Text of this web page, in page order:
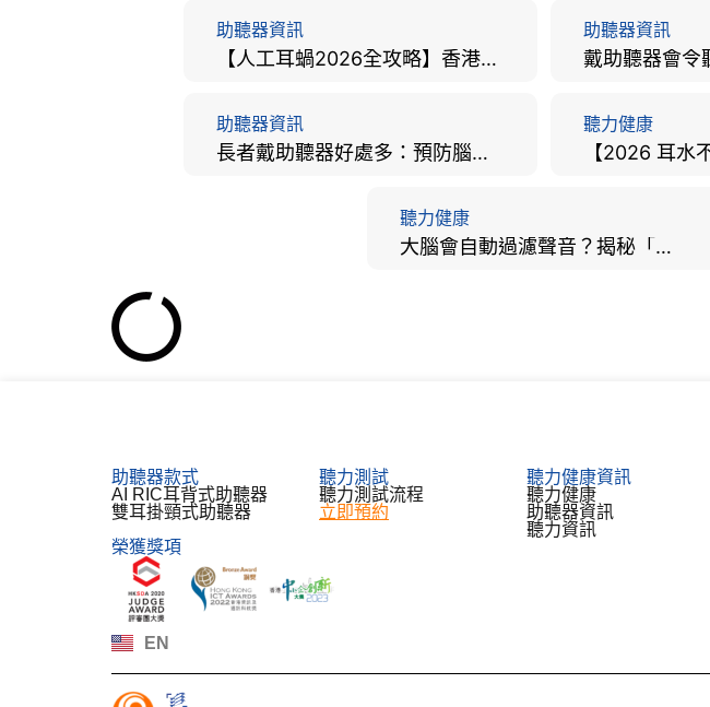
助聽器資訊
【人工耳蝸2026全攻略】香港手術費用、原理與副作用評估！
助聽器資訊
助聽器資訊
長者戴助聽器好處多：預防腦退化、9大誤區破解及家屬陪伴全手冊
聽力健康
聽力健康
大腦會自動過濾聲音？揭秘「聽覺注意」機制與聽力健康的深層關係
助聽器款式
AI RIC耳背式助聽器
雙耳掛頸式助聽器
聽力測試​
聽力測試流程
立即預約
聽力健康資訊
聽力健康
助聽器資訊​
聽力資訊
榮獲獎項
EN
한국어
Español
Français
Deutsch
日本語